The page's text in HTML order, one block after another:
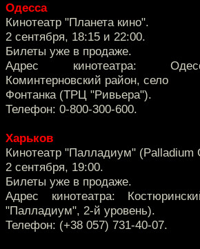
Одесса
Кинотеатр "Планета кино".
2 сентября, 18:15 и 22:00.
Билеты уже в продаже.
Адрес кинотеатра:
Коминтерновский район, село
Фонтанка (ТРЦ "Ривьера").
Телефон: 0-800-300-600.
Харьков
Кинотеатр "Палладиум" (Palladium
2 сентября, 19:00.
Билеты уже в продаже.
Адрес кинотеатра:
"Палладиум", 2-й уровень).
Телефон: (+38 057) 731-40-07.